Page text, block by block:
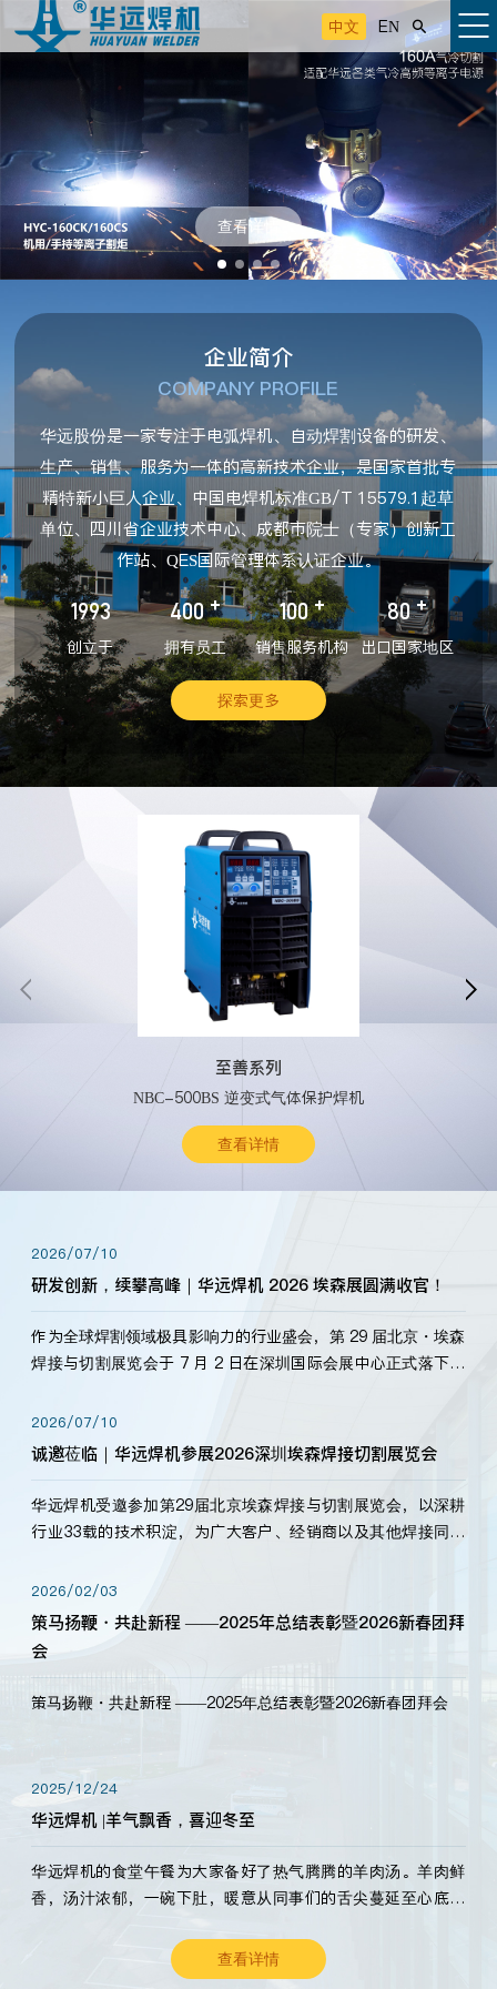
中文 EN 
查看详情
企业简介
COMPANY PROFILE
华远股份是一家专注于电弧焊机、自动焊割设备的研发、
生产、销售、服务为一体的高新技术企业，是国家首批专
精特新小巨人企业、中国电焊机标准GB/T 15579.1起草
单位、四川省企业技术中心、成都市院士（专家）创新工
作站、QES国际管理体系认证企业。
1993
创立于
400 +
拥有员工
100 +
销售服务机构
80 +
出口国家地区
探索更多
至善系列
NBC-500BS 逆变式气体保护焊机
查看详情
 
2026/07/10
研发创新，续攀高峰｜华远焊机 2026 埃森展圆满收官！
作为全球焊割领域极具影响力的行业盛会，第 29 届北京・埃森
焊接与切割展览会于 7 月 2 日在深圳国际会展中心正式落下帷
标准，持之以恒研发新产品、新技术。新老客户、行业伙伴、
海内外客户为目睹公司发布的新产…
2026/07/10
诚邀莅临｜华远焊机参展2026深圳埃森焊接切割展览会
华远焊机受邀参加第29届北京埃森焊接与切割展览会，以深耕
行业33载的技术积淀，为广大客户、经销商以及其他焊接同仁
2026/02/03
策马扬鞭・共赴新程 ——2025年总结表彰暨2026新春团拜
会
策马扬鞭・共赴新程 ——2025年总结表彰暨2026新春团拜会
2025/12/24
华远焊机 |羊气飘香，喜迎冬至
华远焊机的食堂午餐为大家备好了热气腾腾的羊肉汤。羊肉鲜
香，汤汁浓郁，一碗下肚，暖意从同事们的舌尖蔓延至心底。
查看详情